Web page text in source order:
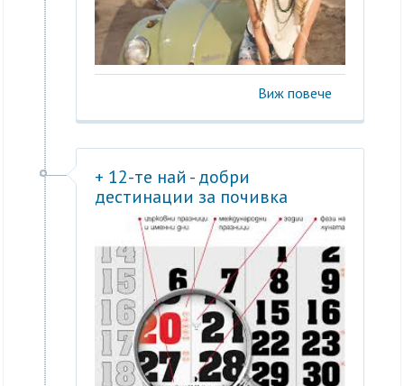
Виж повече
+ 12-те най - добри
дестинации за почивка